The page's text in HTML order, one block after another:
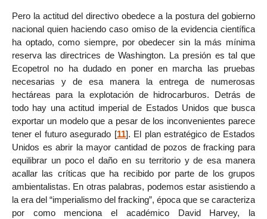
Pero la actitud del directivo obedece a la postura del gobierno
nacional quien haciendo caso omiso de la evidencia científica
ha optado, como siempre, por obedecer sin la más mínima
reserva las directrices de Washington. La presión es tal que
Ecopetrol no ha dudado en poner en marcha las pruebas
necesarias y de esa manera la entrega de numerosas
hectáreas para la explotación de hidrocarburos. Detrás de
todo hay una actitud imperial de Estados Unidos que busca
exportar un modelo que a pesar de los inconvenientes parece
tener el futuro asegurado [11]. El plan estratégico de Estados
Unidos es abrir la mayor cantidad de pozos de fracking para
equilibrar un poco el daño en su territorio y de esa manera
acallar las críticas que ha recibido por parte de los grupos
ambientalistas. En otras palabras, podemos estar asistiendo a
la era del “imperialismo del fracking”, época que se caracteriza
por como menciona el académico David Harvey, la